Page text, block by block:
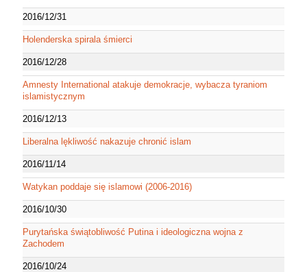
2016/12/31
Holenderska spirala śmierci
2016/12/28
Amnesty International atakuje demokracje, wybacza tyraniom
islamistycznym
2016/12/13
Liberalna lękliwość nakazuje chronić islam
2016/11/14
Watykan poddaje się islamowi (2006-2016)
2016/10/30
Purytańska świątobliwość Putina i ideologiczna wojna z
Zachodem
2016/10/24